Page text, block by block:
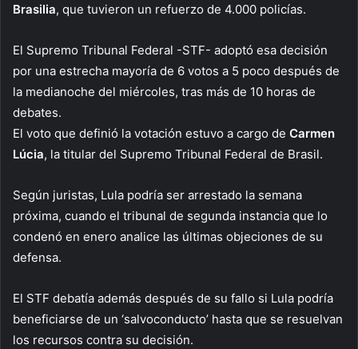
Brasilia, que tuvieron un refuerzo de 4.000 policías.
El Supremo Tribunal Federal -STF- adoptó esa decisión
por una estrecha mayoría de 6 votos a 5 poco después de
la medianoche del miércoles, tras más de 10 horas de
debates.
El voto que definió la votación estuvo a cargo de Carmen
Lúcia, la titular del Supremo Tribunal Federal de Brasil.
Según juristas, Lula podría ser arrestado la semana
próxima, cuando el tribunal de segunda instancia que lo
condenó en enero analice las últimas objeciones de su
defensa.
El STF debatía además después de su fallo si Lula podría
beneficiarse de un ‘salvoconducto’ hasta que se resuelvan
los recursos contra su decisión.